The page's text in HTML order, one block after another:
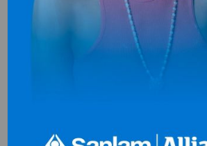
+(237) 222 20 73 88
>>> Vous êtes le propriétaire ?